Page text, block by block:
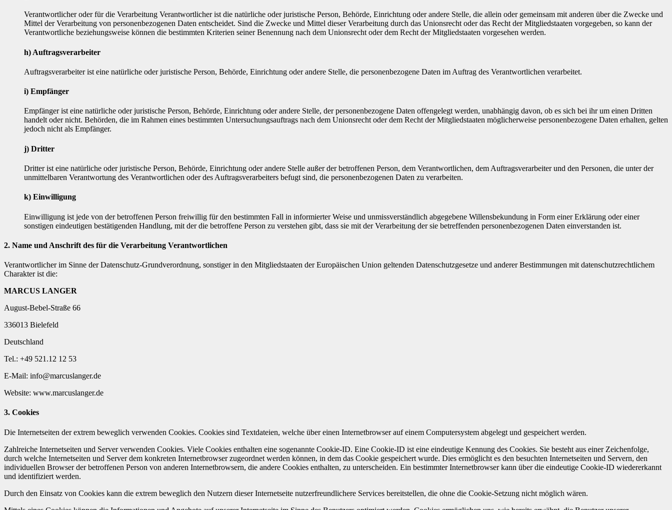
Verantwortlicher oder für die Verarbeitung Verantwortlicher ist die natürliche oder juristische Person, Behörde, Einrichtung oder andere Stelle, die allein oder gemeinsam mit anderen über die Zwecke und
Mittel der Verarbeitung von personenbezogenen Daten entscheidet. Sind die Zwecke und Mittel dieser Verarbeitung durch das Unionsrecht oder das Recht der Mitgliedstaaten vorgegeben, so kann der
Verantwortliche beziehungsweise können die bestimmten Kriterien seiner Benennung nach dem Unionsrecht oder dem Recht der Mitgliedstaaten vorgesehen werden.
h) Auftragsverarbeiter
Auftragsverarbeiter ist eine natürliche oder juristische Person, Behörde, Einrichtung oder andere Stelle, die personenbezogene Daten im Auftrag des Verantwortlichen verarbeitet.
i) Empfänger
Empfänger ist eine natürliche oder juristische Person, Behörde, Einrichtung oder andere Stelle, der personenbezogene Daten offengelegt werden, unabhängig davon, ob es sich bei ihr um einen Dritten
handelt oder nicht. Behörden, die im Rahmen eines bestimmten Untersuchungsauftrags nach dem Unionsrecht oder dem Recht der Mitgliedstaaten möglicherweise personenbezogene Daten erhalten, gelten
jedoch nicht als Empfänger.
j) Dritter
Dritter ist eine natürliche oder juristische Person, Behörde, Einrichtung oder andere Stelle außer der betroffenen Person, dem Verantwortlichen, dem Auftragsverarbeiter und den Personen, die unter der
unmittelbaren Verantwortung des Verantwortlichen oder des Auftragsverarbeiters befugt sind, die personenbezogenen Daten zu verarbeiten.
k) Einwilligung
Einwilligung ist jede von der betroffenen Person freiwillig für den bestimmten Fall in informierter Weise und unmissverständlich abgegebene Willensbekundung in Form einer Erklärung oder einer
sonstigen eindeutigen bestätigenden Handlung, mit der die betroffene Person zu verstehen gibt, dass sie mit der Verarbeitung der sie betreffenden personenbezogenen Daten einverstanden ist.
2. Name und Anschrift des für die Verarbeitung Verantwortlichen
Verantwortlicher im Sinne der Datenschutz-Grundverordnung, sonstiger in den Mitgliedstaaten der Europäischen Union geltenden Datenschutzgesetze und anderer Bestimmungen mit datenschutzrechtlichem
Charakter ist die:
MARCUS LANGER
August-Bebel-Straße 66
336013 Bielefeld
Deutschland
Tel.: +49 521.12 12 53
E-Mail: info@marcuslanger.de
Website: www.marcuslanger.de
3. Cookies
Die Internetseiten der extrem beweglich verwenden Cookies. Cookies sind Textdateien, welche über einen Internetbrowser auf einem Computersystem abgelegt und gespeichert werden.
Zahlreiche Internetseiten und Server verwenden Cookies. Viele Cookies enthalten eine sogenannte Cookie-ID. Eine Cookie-ID ist eine eindeutige Kennung des Cookies. Sie besteht aus einer Zeichenfolge,
durch welche Internetseiten und Server dem konkreten Internetbrowser zugeordnet werden können, in dem das Cookie gespeichert wurde. Dies ermöglicht es den besuchten Internetseiten und Servern, den
individuellen Browser der betroffenen Person von anderen Internetbrowsern, die andere Cookies enthalten, zu unterscheiden. Ein bestimmter Internetbrowser kann über die eindeutige Cookie-ID wiedererkannt
und identifiziert werden.
Durch den Einsatz von Cookies kann die extrem beweglich den Nutzern dieser Internetseite nutzerfreundlichere Services bereitstellen, die ohne die Cookie-Setzung nicht möglich wären.